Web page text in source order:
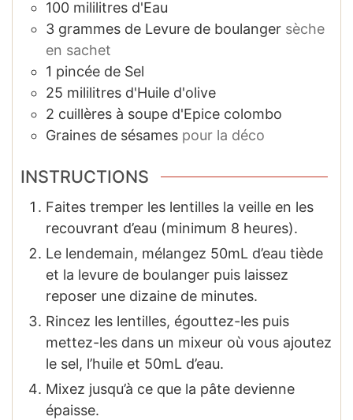
100 mililitres d'Eau
3 grammes de Levure de boulanger sèche
en sachet
1 pincée de Sel
25 mililitres d'Huile d'olive
2 cuillères à soupe d'Epice colombo
Graines de sésames pour la déco
INSTRUCTIONS
Faites tremper les lentilles la veille en les
recouvrant d’eau (minimum 8 heures).
Le lendemain, mélangez 50mL d’eau tiède
et la levure de boulanger puis laissez
reposer une dizaine de minutes.
Rincez les lentilles, égouttez-les puis
mettez-les dans un mixeur où vous ajoutez
le sel, l’huile et 50mL d’eau.
Mixez jusqu’à ce que la pâte devienne
épaisse.